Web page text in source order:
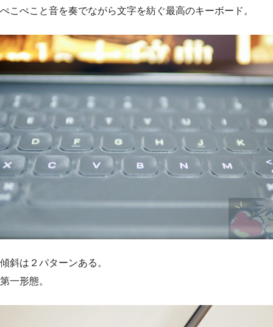
ぺこぺこと音を奏でながら文字を紡ぐ最高のキーボード。
傾斜は２パターンある。
第一形態。